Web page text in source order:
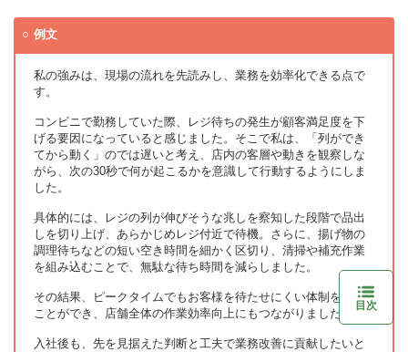
例文
私の強みは、現場の流れを先読みし、業務を効率化できる点で
す。
コンビニで勤務していた際、レジ待ちの発生が顧客満足度を下
げる要因になっていると感じました。そこで私は、「列ができ
てから動く」のでは遅いと考え、店内の客層や動きを観察しな
がら、次の30秒で何が起こるかを意識して行動するようにしま
した。
具体的には、レジの列が伸びそうな兆しを察知した段階で品出
しを切り上げ、あらかじめレジ付近で待機。さらに、揚げ物の
調理待ちなどの短い空き時間を細かく区切り、清掃や補充作業
を組み込むことで、無駄な待ち時間を減らしました。
その結果、ピークタイムでもお客様を待たせにくい体制を作る
ことができ、店舗全体の作業効率向上にもつながりました。
入社後も、先を見据えた判断と工夫で業務改善に貢献したいと
目次